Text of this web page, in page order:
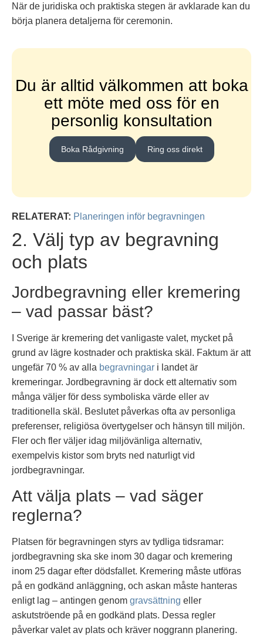
När de juridiska och praktiska stegen är avklarade kan du
börja planera detaljerna för ceremonin.
Du är alltid välkommen att boka
ett möte med oss för en
personlig konsultation
Boka Rådgivning Ring oss direkt
RELATERAT: Planeringen inför begravningen
2. Välj typ av begravning
och plats
Jordbegravning eller kremering
– vad passar bäst?
I Sverige är kremering det vanligaste valet, mycket på
grund av lägre kostnader och praktiska skäl. Faktum är att
ungefär 70 % av alla begravningar i landet är
kremeringar. Jordbegravning är dock ett alternativ som
många väljer för dess symboliska värde eller av
traditionella skäl. Beslutet påverkas ofta av personliga
preferenser, religiösa övertygelser och hänsyn till miljön.
Fler och fler väljer idag miljövänliga alternativ,
exempelvis kistor som bryts ned naturligt vid
jordbegravningar.
Att välja plats – vad säger
reglerna?
Platsen för begravningen styrs av tydliga tidsramar:
jordbegravning ska ske inom 30 dagar och kremering
inom 25 dagar efter dödsfallet. Kremering måste utföras
på en godkänd anläggning, och askan måste hanteras
enligt lag – antingen genom gravsättning eller
askutströende på en godkänd plats. Dessa regler
påverkar valet av plats och kräver noggrann planering.